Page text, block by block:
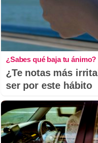
¿Sabes qué baja tu ánimo?
¿Te notas más
ser por este hábito